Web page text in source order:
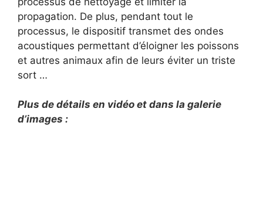
propagation. De plus, pendant tout le
processus, le dispositif transmet des ondes
acoustiques permettant d’éloigner les poissons
et autres animaux afin de leurs éviter un triste
sort …
Plus de détails en vidéo et dans la galerie
d’images :